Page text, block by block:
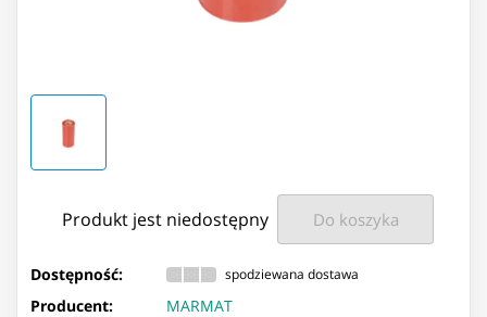
Produkt jest niedostępny Do koszyka
Dostępność: spodziewana dostawa
Producent:
MARMAT